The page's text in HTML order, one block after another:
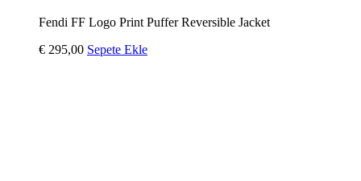
Fendi FF Logo Print Puffer Reversible Jacket
€ 295,00 Sepete Ekle